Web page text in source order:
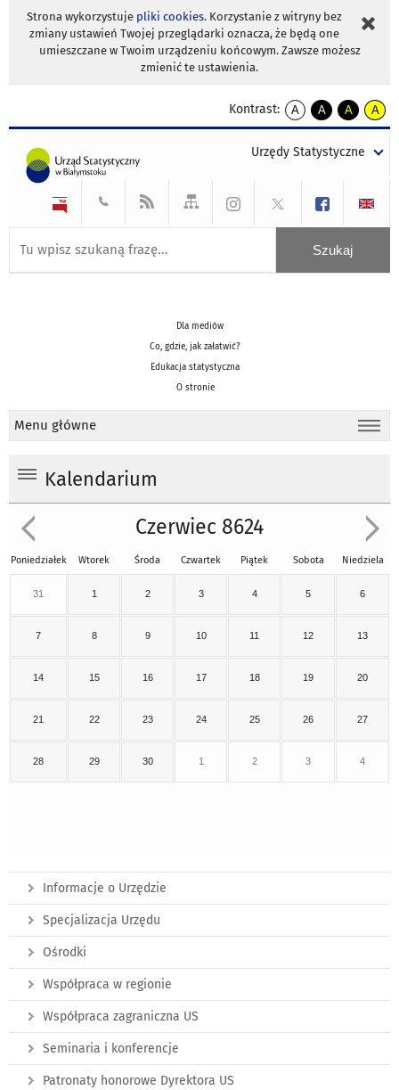
Strona wykorzystuje pliki cookies. Korzystanie z witryny bez
zmiany ustawień Twojej przeglądarki oznacza, że będą one
umieszczane w Twoim urządzeniu końcowym. Zawsze możesz
zmienić te ustawienia.
Kontrast:
A
kontrast
A
kontrast
tekst
czarnym
A
kontrast
tekst
czarnym
A
tekst
żółtym
Urzędy Statystyczne
Dla mediów
Co, gdzie, jak załatwić?
Edukacja statystyczna
O stronie
Menu główne
Kalendarium
Czerwiec 8624
Poniedziałek Wtorek Środa Czwartek Piątek Sobota Niedziela
31 1 2 3 4 5 6
7 8 9 10 11 12 13
14 15 16 17 18 19 20
21 22 23 24 25 26 27
28 29 30 1 2 3 4
Informacje o Urzędzie
Specjalizacja Urzędu
Ośrodki
Współpraca w regionie
Współpraca zagraniczna US
Seminaria i konferencje
Patronaty honorowe Dyrektora US